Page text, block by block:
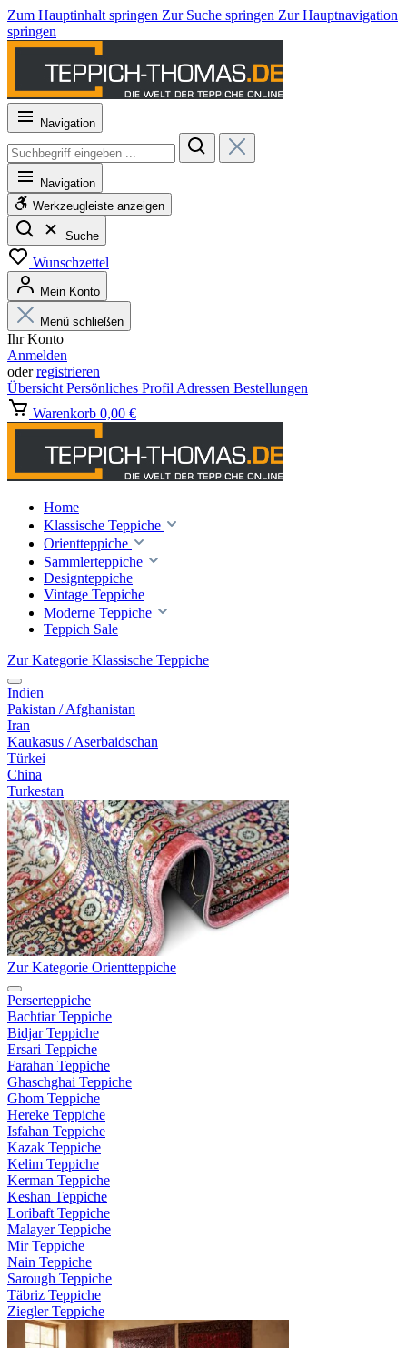
Zum Hauptinhalt springen Zur Suche springen Zur Hauptnavigation
springen
Navigation
Navigation
Werkzeugleiste anzeigen
Suche
Wunschzettel
Mein Konto
Menü schließen
Ihr Konto
Anmelden
oderregistrieren
Übersicht Persönliches Profil Adressen Bestellungen
Warenkorb 0,00 €
Home
Klassische Teppiche
Orientteppiche
Sammlerteppiche
Designteppiche
Vintage Teppiche
Moderne Teppiche
Teppich Sale
Zur Kategorie Klassische Teppiche
Indien
Pakistan / Afghanistan
Iran
Kaukasus / Aserbaidschan
Türkei
China
Turkestan
Zur Kategorie Orientteppiche
Perserteppiche
Bachtiar Teppiche
Bidjar Teppiche
Ersari Teppiche
Farahan Teppiche
Ghaschghai Teppiche
Ghom Teppiche
Hereke Teppiche
Isfahan Teppiche
Kazak Teppiche
Kelim Teppiche
Kerman Teppiche
Keshan Teppiche
Loribaft Teppiche
Malayer Teppiche
Mir Teppiche
Nain Teppiche
Sarough Teppiche
Täbriz Teppiche
Ziegler Teppiche